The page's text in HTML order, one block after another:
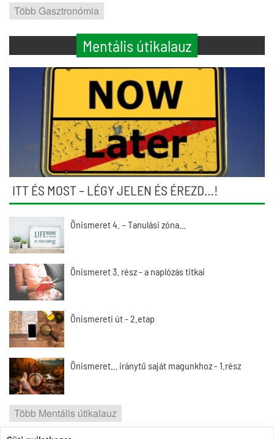
Több Gasztronómia
Mentális útikalauz
ITT ÉS MOST – LÉGY JELEN ÉS ÉREZD…!
Önismeret 4. – Tanulási zóna…
Önismeret 3. rész - a naplózás titkai
Önismereti út - 2.etap
Önismeret… iránytű saját magunkhoz - 1.rész
Több Mentális útikalauz